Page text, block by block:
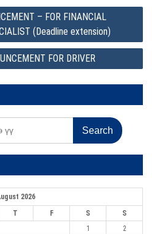
– FOR FINANCIAL
(Deadline extension)
FOR DRIVER
2026
T F S S
1
2